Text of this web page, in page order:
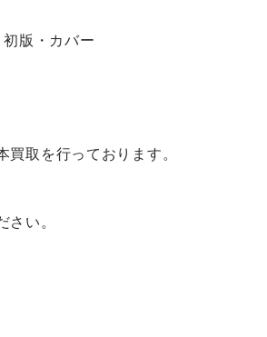
版・カバー
取を行っております。
い。